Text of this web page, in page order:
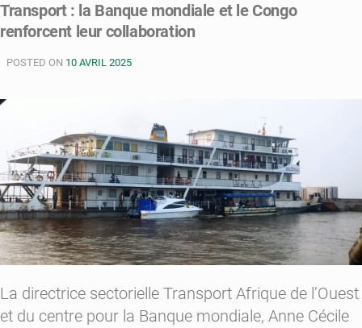
Transport : la Banque mondiale et le Congo
renforcent leur collaboration
POSTED ON 10 AVRIL 2025
La directrice sectorielle Transport Afrique de l’Ouest
et du centre pour la Banque mondiale, Anne Cécile